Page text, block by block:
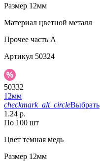
Размер 12мм
Материал цветной металл
Прочее часть A
Артикул 50324
50332
12мм
checkmark_alt_circleВыбрать
1.24 р.
По 100 шт
Цвет темная медь
Размер 12мм